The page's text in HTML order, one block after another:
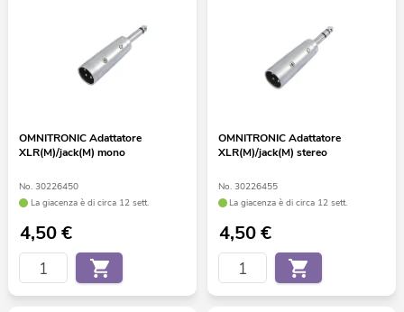
OMNITRONIC Adattatore
XLR(M)/jack(M) mono
No. 30226450
La giacenza è di circa 12 sett.
4,50€
OMNITRONIC Adattatore
XLR(M)/jack(M) stereo
No. 30226455
La giacenza è di circa 12 sett.
4,50€